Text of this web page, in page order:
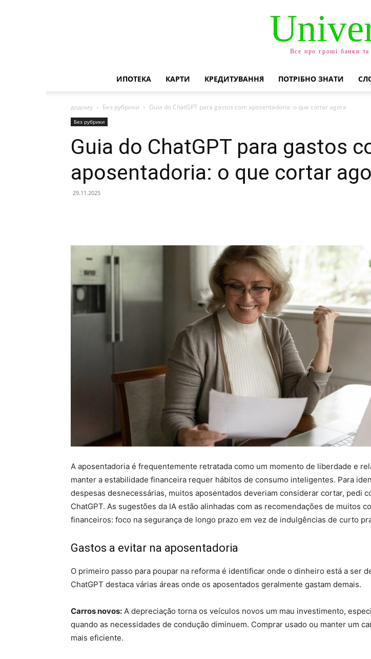
Все про гроші банки та
ИПОТЕКА КАРТИ КРЕДИТУВАННЯ ПОТРІБНО ЗНАТИ
додому Без рубрики Guia do ChatGPT para gastos com aposentadoria: o que cortar agora
Без рубрики
Guia do ChatGPT para gastos
aposentadoria: o que cortar
29.11.2025
A aposentadoria é frequentemente retratada como um momento de liberdade e
manter a estabilidade financeira requer hábitos de consumo inteligentes. Para
despesas desnecessárias, muitos aposentados deveriam considerar cortar, pedi
ChatGPT. As sugestões da IA ​​estão alinhadas com as recomendações de muitos
financeiros: foco na segurança de longo prazo em vez de indulgências de curto
Gastos a evitar na aposentadoria
O primeiro passo para poupar na reforma é identificar onde o dinheiro está a ser
ChatGPT destaca várias áreas onde os aposentados geralmente gastam demais.
Carros novos: A depreciação torna os veículos novos um mau investimento,
quando as necessidades de condução diminuem. Comprar usado ou manter um
mais eficiente.